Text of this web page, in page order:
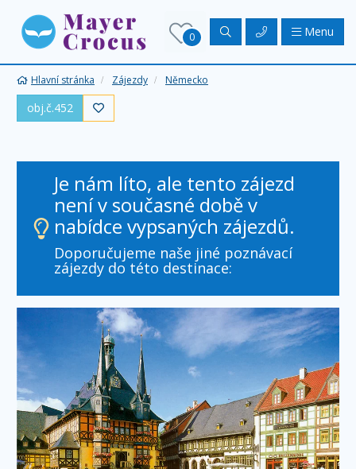
0 Menu
Hlavní stránka Zájezdy Německo
obj.č.452 
Je nám líto, ale tento zájezd
není v současné době v
nabídce vypsaných zájezdů.
Doporučujeme naše jiné poznávací
zájezdy do této destinace: